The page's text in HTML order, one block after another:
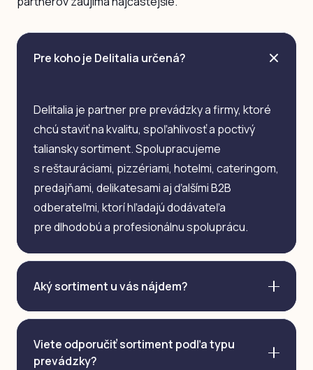
Pre koho je Delitalia určená?
Delitalia je partner pre prevádzky a firmy, ktoré
chcú staviť na kvalitu, spoľahlivosť a poctivý
taliansky sortiment. Spolupracujeme
s reštauráciami, pizzériami, hotelmi, cateringom,
predajňami, delikatesami aj ďalšími B2B
odberateľmi, ktorí hľadajú dodávateľa
pre dlhodobú a profesionálnu spoluprácu.
Aký sortiment u vás nájdem?
Viete odporučiť sortiment podľa typu
prevádzky?